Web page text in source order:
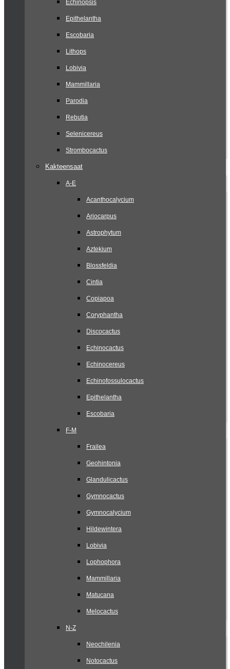
Echinopsis
Epithelantha
Escobaria
Lithops
Lobivia
Mammillaria
Parodia
Rebutia
Selenicereus
Strombocactus
Kakteensaat
A-E
Acanthocalycium
Ariocarpus
Astrophytum
Aztekium
Blossfeldia
Cintia
Copiapoa
Coryphantha
Discocactus
Echinocactus
Echinocereus
Echinofossulocactus
Epithelantha
Escobaria
F-M
Frailea
Geohintonia
Glandulicactus
Gymnocactus
Gymnocalycium
Hildewintera
Lobivia
Lophophora
Mammillaria
Matucana
Melocactus
N-Z
Neochilenia
Notocactus